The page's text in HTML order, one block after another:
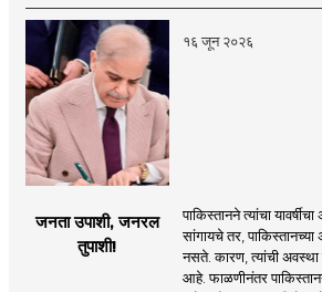
१६ जून २०२६
जनता उपाशी, जनरल
तुपाशी!
पाकिस्तानने त्यांचा
सांगायचे तर,
नसते. कारण, त्यांची
आहे. फाळणीनंतर